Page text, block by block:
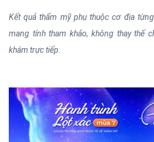
Kết quả thẩm mỹ phụ thuộc cơ địa
mang tính tham khảo, không thay thế
khám trực tiếp.